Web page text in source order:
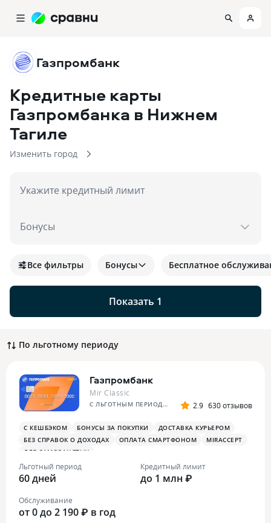
Газпромбанк
Кредитные карты
Газпромбанка в Нижнем
Тагиле
Изменить город
Укажите кредитный лимит
Бонусы
Показать 1
Все фильтры Бонусы Бесплатное
По льготному периоду
Газпромбанк
Mir Classic
C ЛЬГОТНЫМ ПЕРИОДОМ ДО 120 ДНЕЙ 2.9 630 отзывов
С КЕШБЭКОМ БОНУСЫ ЗА ПОКУПКИ
ДОСТАВКА КУРЬЕРОМ
БЕЗ СПРАВОК О ДОХОДАХ
ОПЛАТА СМАРТФОНОМ
MIRACCEPT
ДЛЯ САМОЗАНЯТЫХ
Льготный период
60 дней
Кредитный лимит
до 1 млн ₽
Обслуживание
от 0 до 2 190 ₽ в год